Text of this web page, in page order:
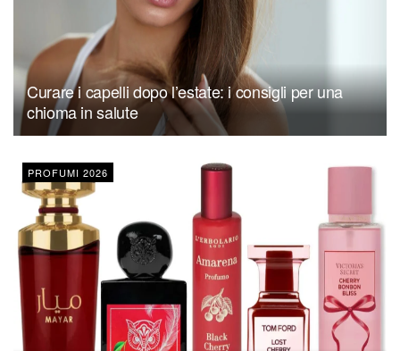
Curare i capelli dopo l’estate: i consigli per una
chioma in salute
PROFUMI 2026